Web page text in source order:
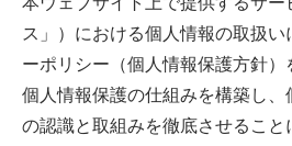
ス」）における個人情報の取扱
ーポリシー（個人情報保護方針）
個人情報保護の仕組みを構築し、
の認識と取組みを徹底させること